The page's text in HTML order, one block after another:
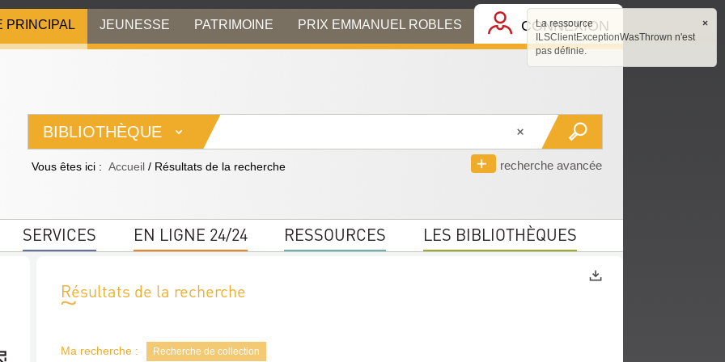
PRINCIPAL JEUNESSE PATRIMOINE PRIX EMMANUEL ROBLES CONNEXION
BIBLIOTHÈQUE
recherche avancée
Vous êtes ici : Accueil / Résultats de la recherche
SERVICES EN LIGNE 24/24 RESSOURCES LES BIBLIOTHÈQUES
Résultats de la recherche
Ma recherche : Recherche de collection
×
La ressource
ILSClientExceptionWasThrown n'est
pas définie.